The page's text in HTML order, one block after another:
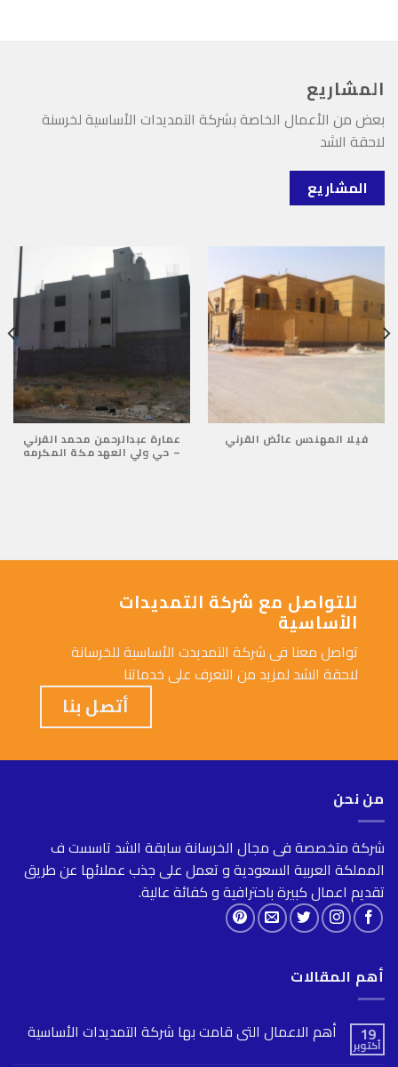
المشاريع
بعض من الأعمال الخاصة بشركة التمديدات الأساسية لخرسنة
لاحقة الشد
المشاريع
فيلا المهندس عائض القرني عمارة عبدالرحمن محمد القرني
– حي ولي العهد مكة المكرمه
للتواصل مع شركة التمديدات
الأساسية
تواصل معنا فى شركة التمديدت الأساسية للخرسانة
لاحقة الشد لمزيد من التعرف على خدماتنا
أتصل بنا
من نحن
شركة متخصصة فى مجال الخرسانة سابقة الشد تاسست ف
المملكة العربية السعودية و تعمل على جذب عملائها عن طريق
تقديم اعمال كبيرة باحترافية و كفائة عالية.
أهم المقالات
19
أكتوبر
أهم الاعمال التى قامت بها شركة التمديدات الأساسية